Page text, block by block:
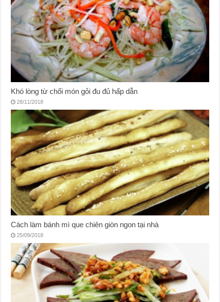
Khó lòng từ chối món gỏi đu đủ hấp dẫn
28/11/2018
Cách làm bánh mì que chiên giòn ngon tại nhà
25/09/2018